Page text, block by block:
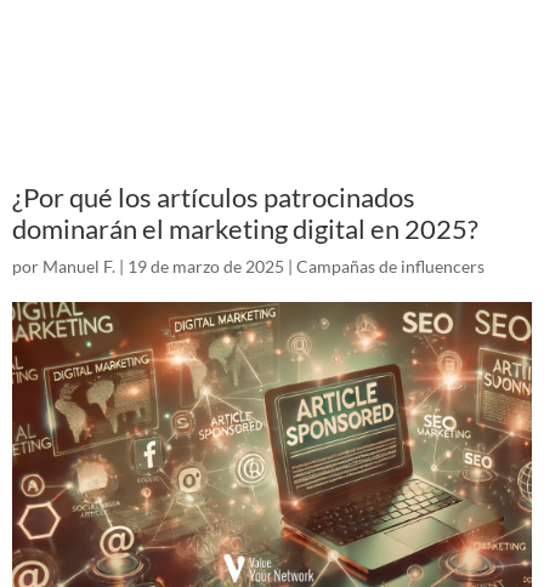
¿Por qué los artículos patrocinados
dominarán el marketing digital en 2025?
por Manuel F. | 19 de marzo de 2025 | Campañas de influencers